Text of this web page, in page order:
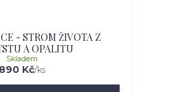
- STROM ŽIVOTA Z
A OPALITU
890 Kč/ks
Skladem